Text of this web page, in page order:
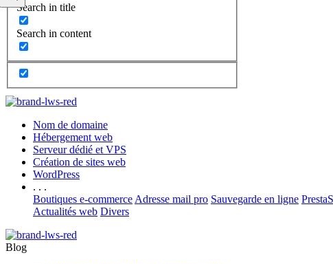
Search in title
Search in content
Nom de domaine
Hébergement web
Serveur dédié et VPS
Création de sites web
WordPress
. . .
Boutiques e-commerce Adresse mail pro Sauvegarde en ligne
Actualités web Divers
Blog